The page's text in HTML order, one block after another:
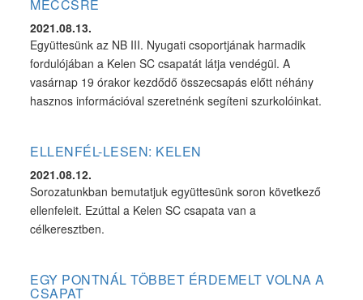
MECCSRE
2021.08.13.
Együttesünk az NB III. Nyugati csoportjának harmadik
fordulójában a Kelen SC csapatát látja vendégül. A
vasárnap 19 órakor kezdődő összecsapás előtt néhány
hasznos információval szeretnénk segíteni szurkolóinkat.
ELLENFÉL-LESEN: KELEN
2021.08.12.
Sorozatunkban bemutatjuk együttesünk soron következő
ellenfeleit. Ezúttal a Kelen SC csapata van a
célkeresztben.
EGY PONTNÁL TÖBBET ÉRDEMELT VOLNA A
CSAPAT